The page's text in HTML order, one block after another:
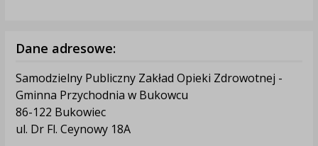
Dane adresowe:
Samodzielny Publiczny Zakład Opieki Zdrowotnej -
Gminna Przychodnia w Bukowcu
86-122 Bukowiec
ul. Dr Fl. Ceynowy 18A